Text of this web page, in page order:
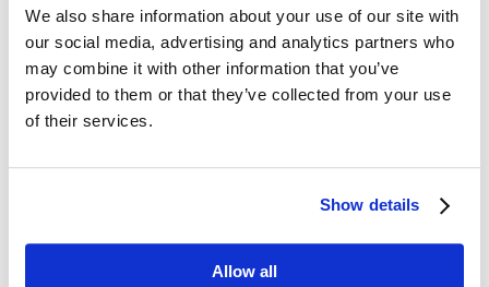
We also share information about your use of our site with
our social media, advertising and analytics partners who
may combine it with other information that you’ve
provided to them or that they’ve collected from your use
of their services.
Show details
Allow all
Dane kontaktowe

questus
ul. Organizacji WiN 83/7